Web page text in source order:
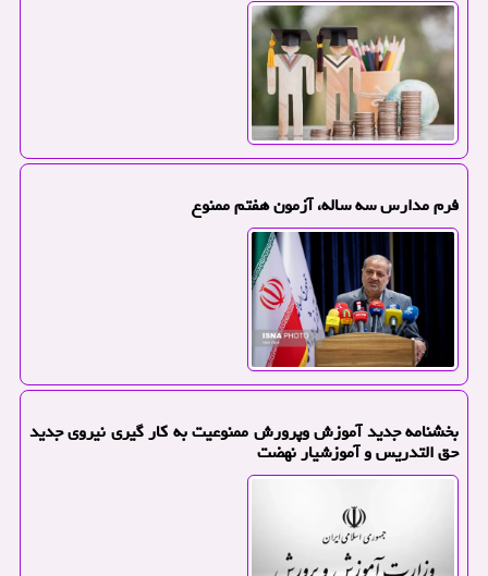
فرم مدارس سه ساله، آزمون هفتم ممنوع
بخشنامه جدید آموزش وپرورش ممنوعیت به کار گیری نیروی جدید
حق التدریس و آموزشیار نهضت